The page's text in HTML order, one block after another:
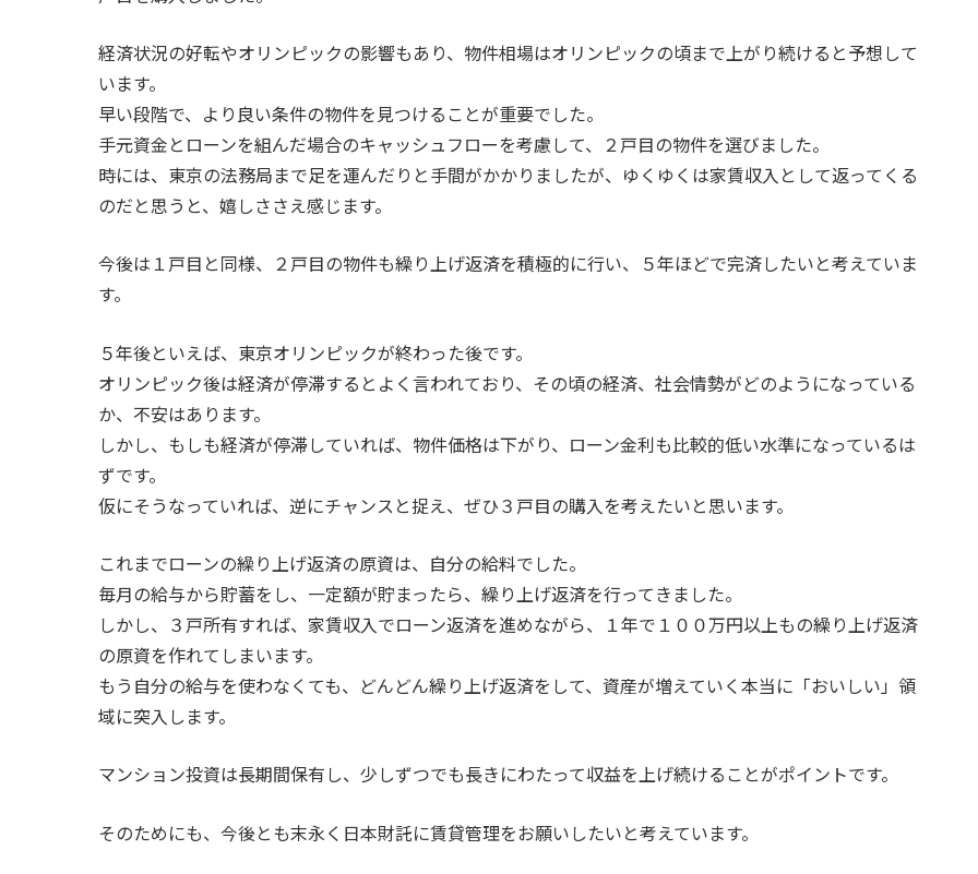
経済状況の好転やオリンピックの影響もあり、物件相場はオリンピックの頃まで上がり続けると予想して
います。
早い段階で、より良い条件の物件を見つけることが重要でした。
手元資金とローンを組んだ場合のキャッシュフローを考慮して、２戸目の物件を選びました。
時には、東京の法務局まで足を運んだりと手間がかかりましたが、ゆくゆくは家賃収入として返ってくる
のだと思うと、嬉しささえ感じます。
今後は１戸目と同様、２戸目の物件も繰り上げ返済を積極的に行い、５年ほどで完済したいと考えていま
す。
５年後といえば、東京オリンピックが終わった後です。
オリンピック後は経済が停滞するとよく言われており、その頃の経済、社会情勢がどのようになっている
か、不安はあります。
しかし、もしも経済が停滞していれば、物件価格は下がり、ローン金利も比較的低い水準になっているは
ずです。
仮にそうなっていれば、逆にチャンスと捉え、ぜひ３戸目の購入を考えたいと思います。
これまでローンの繰り上げ返済の原資は、自分の給料でした。
毎月の給与から貯蓄をし、一定額が貯まったら、繰り上げ返済を行ってきました。
しかし、３戸所有すれば、家賃収入でローン返済を進めながら、１年で１００万円以上もの繰り上げ返済
の原資を作れてしまいます。
もう自分の給与を使わなくても、どんどん繰り上げ返済をして、資産が増えていく本当に「おいしい」領
域に突入します。
マンション投資は長期間保有し、少しずつでも長きにわたって収益を上げ続けることがポイントです。
そのためにも、今後とも末永く日本財託に賃貸管理をお願いしたいと考えています。